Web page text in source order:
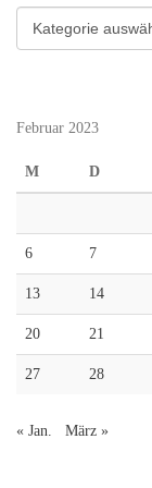
Kategorien
Februar 2023
M D
6 7
13 14
20 21
27 28
« Jan. März »